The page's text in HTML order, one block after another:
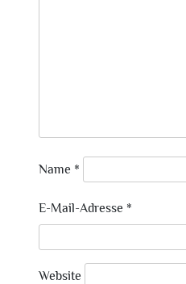
Name *
E-Mail-Adresse *
Website